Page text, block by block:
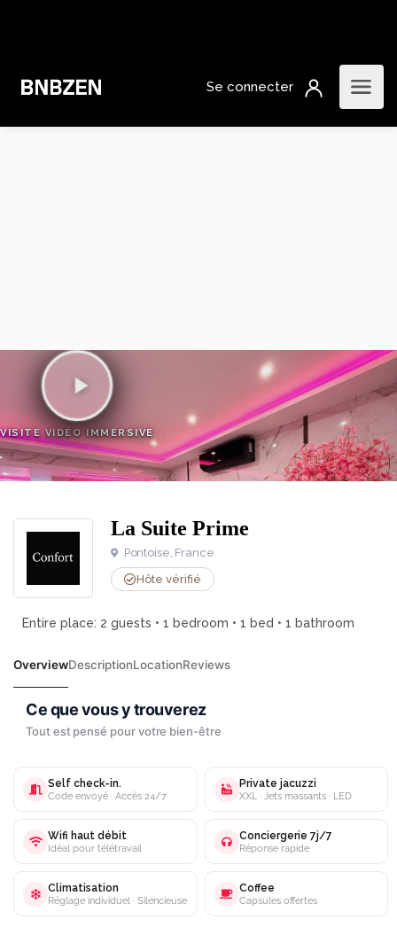
VISITE VIDÉO IMMERSIVE
Hôte vérifié
La Suite Prime
Pontoise, France
Entire place: 2 guests • 1 bedroom • 1 bed • 1 bathroom
OverviewDescriptionLocationReviews
Self check-in.
Code envoyé · Accès 24/7
Private jacuzzi
XXL · Jets massants · LED
Wifi haut débit
Idéal pour télétravail
Conciergerie 7j/7
Réponse rapide
Climatisation
Réglage individuel · Silencieuse
Coffee
Capsules offertes